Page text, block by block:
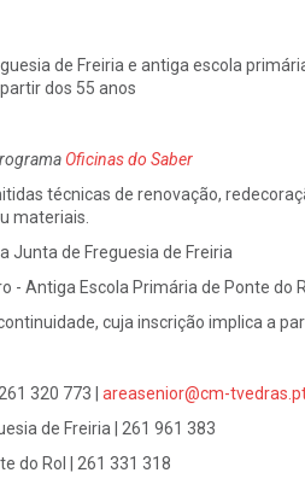
de Freiria e antiga escola
dos 55 anos
Oficinas do Saber
técnicas de renovação,
materiais.
Junta de Freguesia de Freiria
- Antiga Escola Primária de Ponte do
cuja inscrição implica a
261 320 773 | areasenior@cm-
de Freiria | 261 961 383
do Rol | 261 331 318